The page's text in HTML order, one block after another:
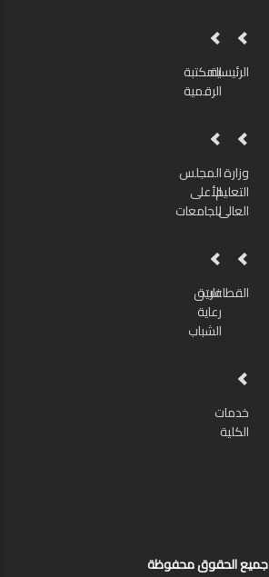
الرئيسيةالمكتبة
الرقمية
وزارة
التعليم
العالى
المجلس
الأعلى
للجامعات
القطاعات
فريق
رعاية
الشباب
خدمات
الكلية
جميع الحقوق محفوظة